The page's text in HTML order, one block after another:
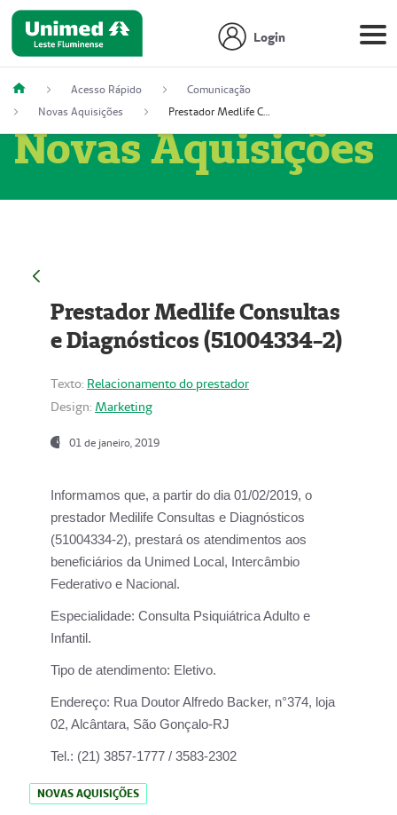
Login
Acesso Rápido
Comunicação
Novas Aquisições
Prestador Medlife Consultas e Diagnósticos (51004334-2)
Novas Aquisições
Prestador Medlife Consultas
e Diagnósticos (51004334-2)
Texto: Relacionamento do prestador
Design: Marketing
01 de janeiro, 2019
Informamos que, a partir do dia 01/02/2019, o
prestador Medilife Consultas e Diagnósticos
(51004334-2), prestará os atendimentos aos
beneficiários da Unimed Local, Intercâmbio
Federativo e Nacional.
Especialidade: Consulta Psiquiátrica Adulto e
Infantil.
Tipo de atendimento: Eletivo.
Endereço: Rua Doutor Alfredo Backer, n°374, loja
02, Alcântara, São Gonçalo-RJ
Tel.: (21) 3857-1777 / 3583-2302
NOVAS AQUISIÇÕES